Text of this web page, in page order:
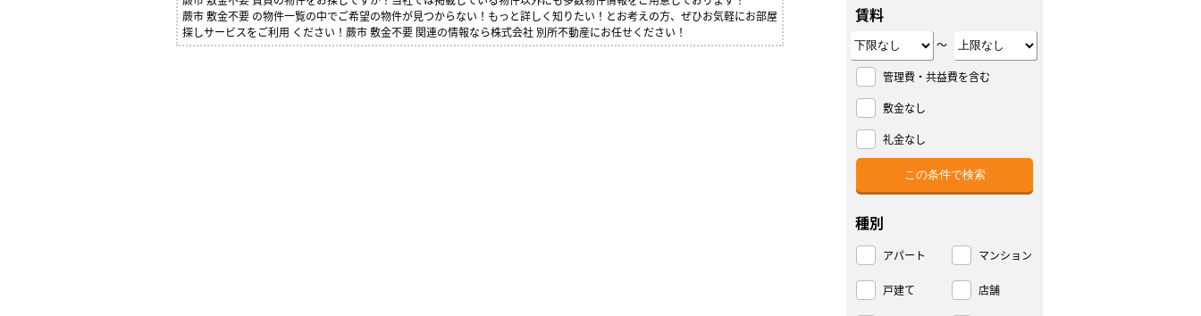
よくある質問
蕨市 敷金不要 の物件一覧の中でご希望の物件が見つからない！もっと詳しく知りたい！とお考えの方、ぜひお気軽にお部屋
探しサービスをご利用 ください！蕨市 敷金不要 関連の情報なら株式会社 別所不動産にお任せください！
賃料
～
管理費・共益費を含む
敷金なし
礼金なし
種別
アパート マンション
戸建て 店舗